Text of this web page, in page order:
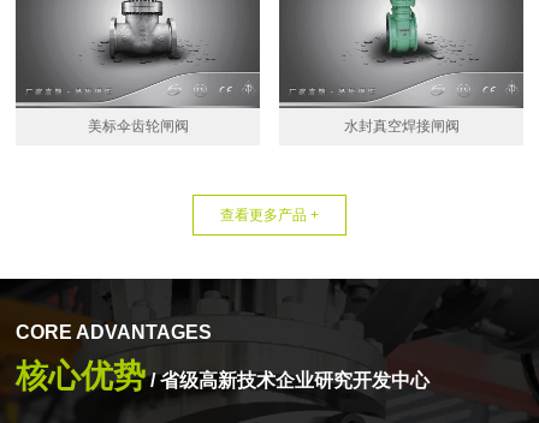
美标伞齿轮闸阀 水封真空焊接闸阀
查看更多产品 +
CORE ADVANTAGES
核心优势 / 省级高新技术企业研究开发中心